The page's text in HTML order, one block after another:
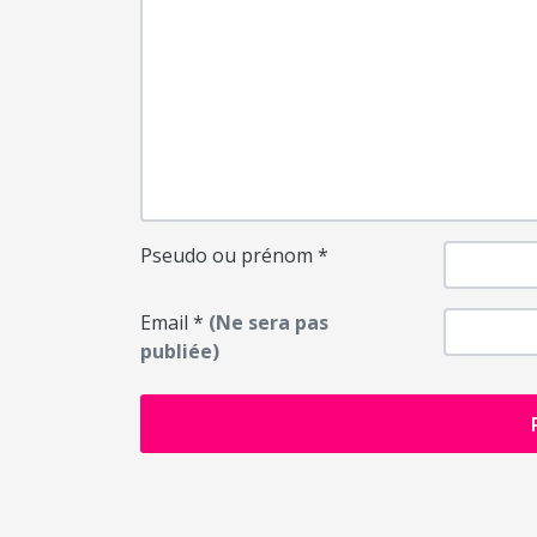
Pseudo ou prénom *
Email * (Ne sera pas
publiée)